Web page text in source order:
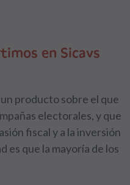
en Sicavs
producto sobre el que
electorales, y que
fiscal y a la inversión
es que la mayoría de los